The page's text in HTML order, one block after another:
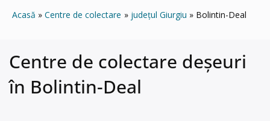
Acasă Centre de colectare județul Giurgiu Bolintin-Deal
Centre de colectare deșeuri
în Bolintin-Deal